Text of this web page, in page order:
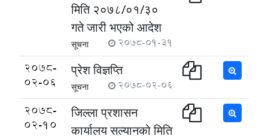
मिति २०७८/०१/३०
गते जारी भएको आदेश
सूचना 2078-01-31
2078-
02-06
प्रेश विज्ञप्ति
सूचना 2078-02-06
2078-
02-10
जिल्ला प्रशासन
कार्यालय सल्यानको मिति